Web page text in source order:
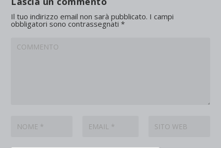
Il tuo indirizzo email non sarà pubblicato. I campi
obbligatori sono contrassegnati*